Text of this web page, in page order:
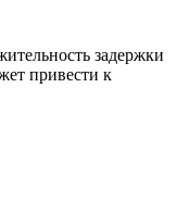
задержки
привести к